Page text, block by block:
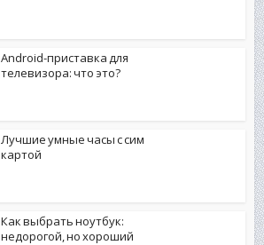
Android-приставка для
телевизора: что это?
Лучшие умные часы с сим
картой
Как выбрать ноутбук:
недорогой, но хороший